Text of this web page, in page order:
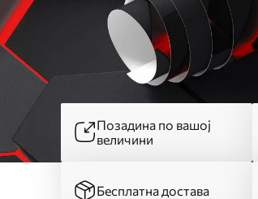
Позадина по вашој
величини
Бесплатна достава